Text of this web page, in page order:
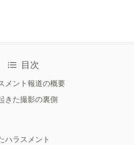
目次
メント報道の概要
きた撮影の裏側
ハラスメント